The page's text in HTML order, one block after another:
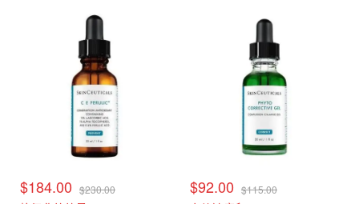
$184.00 $230.00 $92.00 $115.00